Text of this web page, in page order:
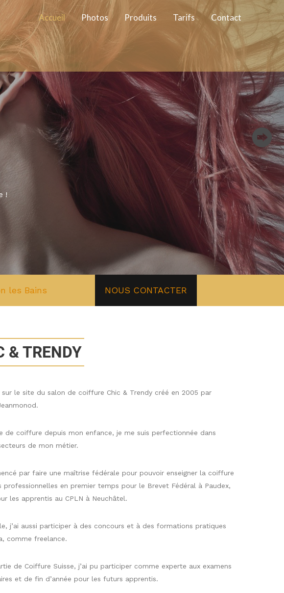
Accueil Photos Produits Tarifs Contact
!
les Bains NOUS CONTACTER
& TRENDY
sur le site du salon de coiffure Chic & Trendy créé en 2005 par
de coiffure depuis mon enfance, je me suis perfectionnée dans
de mon métier.
par faire une maîtrise fédérale pour pouvoir enseigner la coiffure
professionnelles en premier temps pour le Brevet Fédéral à Paudex,
les apprentis au CPLN à Neuchâtel.
j’ai aussi participer à des concours et à des formations pratiques
comme freelance.
de Coiffure Suisse, j’ai pu participer comme experte aux examens
et de fin d’année pour les futurs apprentis.